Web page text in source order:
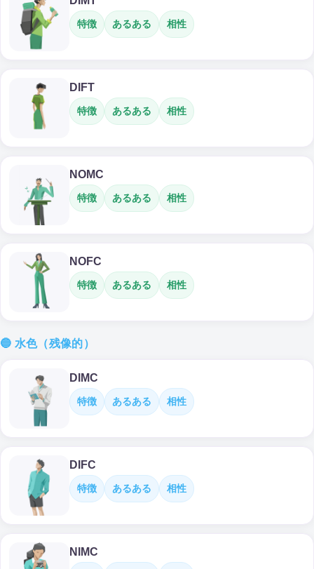
特徴 あるある 相性
DIFT
特徴 あるある 相性
NOMC
特徴 あるある 相性
NOFC
特徴 あるある 相性
🔵 水色（残像的）
DIMC
特徴 あるある 相性
DIFC
特徴 あるある 相性
NIMC